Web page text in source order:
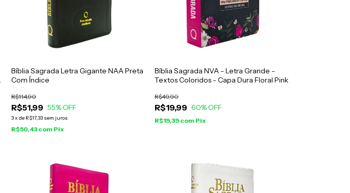
Bíblia Sagrada Letra Gigante NAA Preta
Com Índice
R$51,99
R$114,90
55% OFF
3x de R$17,33 sem juros
R$50,43 com Pix
Bíblia Sagrada NVA - Letra Grande -
Textos Coloridos - Capa Dura Floral Pink
R$19,99
R$49,90
60% OFF
R$19,39 com Pix